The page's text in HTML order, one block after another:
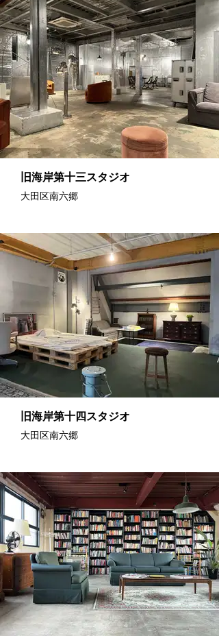
旧海岸第十三スタジオ
大田区南六郷
旧海岸第十四スタジオ
大田区南六郷